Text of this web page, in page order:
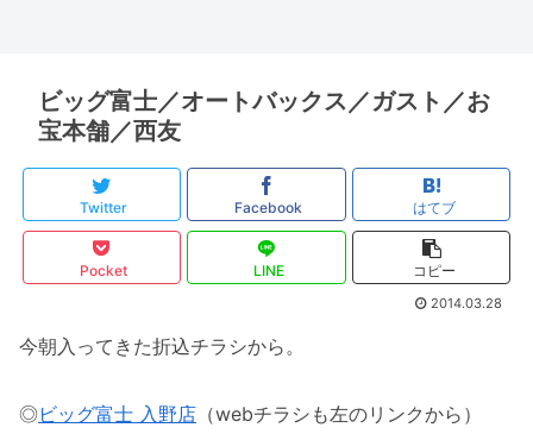
ビッグ富士／オートバックス／ガスト／お
宝本舗／西友
Twitter Facebook はてブ
Pocket LINE コピー
2014.03.28
今朝入ってきた折込チラシから。
◎ビッグ富士 入野店 （webチラシも左のリンクから）